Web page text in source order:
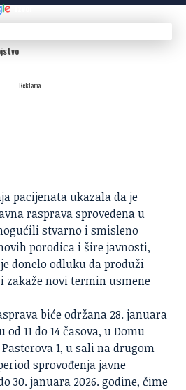
izvor
Reklama
pacijenata ukazala da je
raspravasprovedena u
stvarno i smisleno
porodica i šire javnosti,
donelo odluku da produži
zakaže novi termin usmene
biće održana 28. januara
11 do 14 časova, u Domu
1, u sali na drugom
sprovođenja javne
30. januara 2026. godine, čime